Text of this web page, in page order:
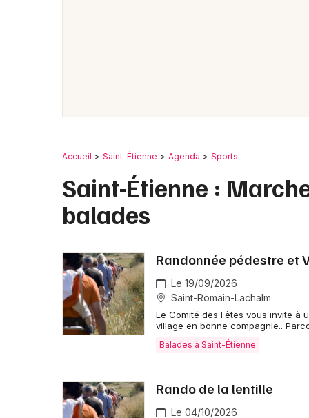
Accueil Saint-Étienne Agenda Sports
Saint-Étienne :
balades
Randonnée pédestre et
Le 19/09/2026
Saint-Romain-Lachalm
Le Comité des Fêtes vous invite à
village en bonne compagnie..
Balades à Saint-Étienne
Rando de la lentille
Le 04/10/2026